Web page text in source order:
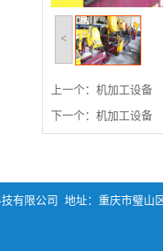
<
上一个： 机加工设备
下一个： 机加工设备
有限公司 地址：重庆市璧山